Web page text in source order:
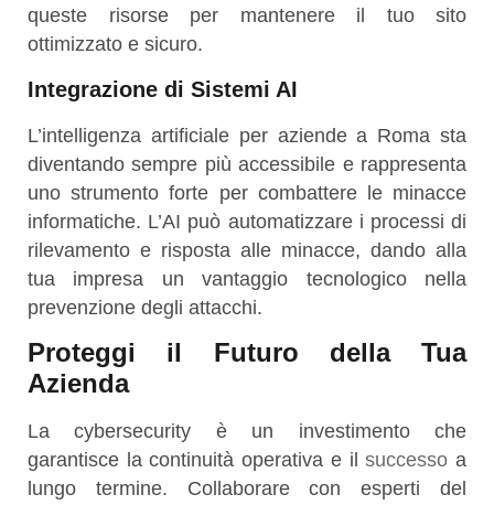
queste risorse per mantenere il tuo sito
ottimizzato e sicuro.
Integrazione di Sistemi AI
L’intelligenza artificiale per aziende a Roma sta
diventando sempre più accessibile e rappresenta
uno strumento forte per combattere le minacce
informatiche. L’AI può automatizzare i processi di
rilevamento e risposta alle minacce, dando alla
tua impresa un vantaggio tecnologico nella
prevenzione degli attacchi.
Proteggi il Futuro della Tua
Azienda
La cybersecurity è un investimento che
garantisce la continuità operativa e ilsuccesso a
lungo termine. Collaborare con esperti del